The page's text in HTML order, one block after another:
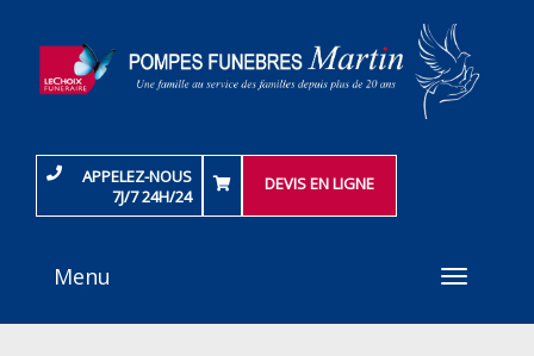
APPELEZ-NOUS
7J/7 24H/24
DEVIS EN LIGNE
Toggle
Menu